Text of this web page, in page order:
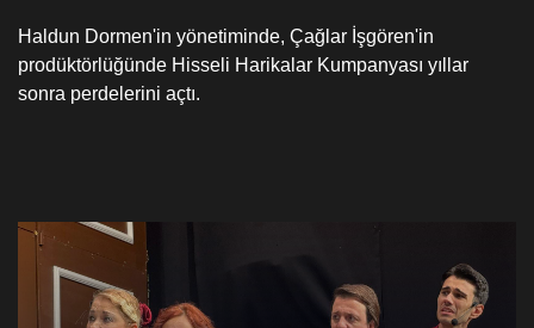
Haldun Dormen'in yönetiminde, Çağlar İşgören'in
prodüktörlüğünde Hisseli Harikalar Kumpanyası yıllar
sonra perdelerini açtı.